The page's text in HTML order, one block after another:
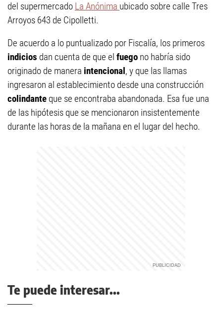
del supermercado La Anónima ubicado sobre calle Tres
Arroyos 643 de Cipolletti.
De acuerdo a lo puntualizado por Fiscalía, los primeros
indicios dan cuenta de que el fuego no habría sido
originado de manera intencional, y que las llamas
ingresaron al establecimiento desde una construcción
colindante que se encontraba abandonada. Esa fue una
de las hipótesis que se mencionaron insistentemente
durante las horas de la mañana en el lugar del hecho.
Te puede interesar...